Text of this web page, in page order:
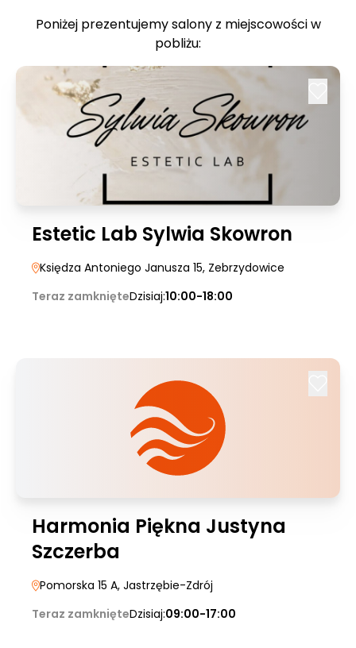
Poniżej prezentujemy salony z miejscowości w
pobliżu:
Estetic Lab Sylwia Skowron
Księdza Antoniego Janusza 15, Zebrzydowice
Teraz zamknięteDzisiaj:10:00-18:00
Harmonia Piękna Justyna
Szczerba
Pomorska 15 A, Jastrzębie-Zdrój
Teraz zamknięteDzisiaj:09:00-17:00